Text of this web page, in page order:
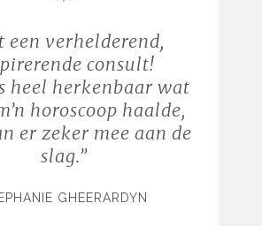
een verhelderend,
consult!
heel herkenbaar wat
horoscoop haalde,
er zeker mee aan de
slag.”
GHEERARDYN